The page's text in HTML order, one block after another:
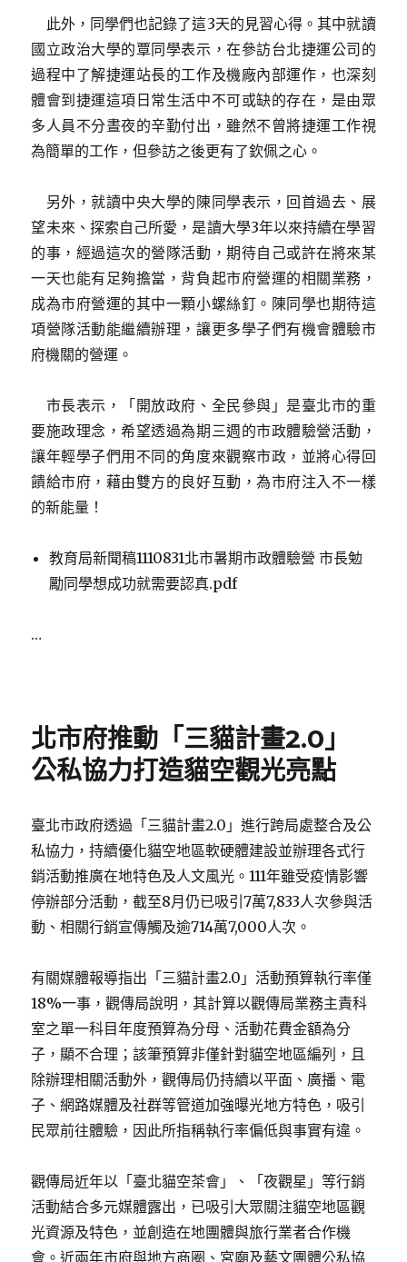
此外，同學們也記錄了這3天的見習心得。其中就讀
國立政治大學的覃同學表示，在參訪台北捷運公司的
過程中了解捷運站長的工作及機廠內部運作，也深刻
體會到捷運這項日常生活中不可或缺的存在，是由眾
多人員不分晝夜的辛勤付出，雖然不曾將捷運工作視
為簡單的工作，但參訪之後更有了欽佩之心。
另外，就讀中央大學的陳同學表示，回首過去、展
望未來、探索自己所愛，是讀大學3年以來持續在學習
的事，經過這次的營隊活動，期待自己或許在將來某
一天也能有足夠擔當，背負起市府營運的相關業務，
成為市府營運的其中一顆小螺絲釘。陳同學也期待這
項營隊活動能繼續辦理，讓更多學子們有機會體驗市
府機關的營運。
市長表示，「開放政府、全民參與」是臺北市的重
要施政理念，希望透過為期三週的市政體驗營活動，
讓年輕學子們用不同的角度來觀察市政，並將心得回
饋給市府，藉由雙方的良好互動，為市府注入不一樣
的新能量！
教育局新聞稿1110831北市暑期市政體驗營 市長勉
勵同學想成功就需要認真.pdf
…
北市府推動「三貓計畫2.0」
公私協力打造貓空觀光亮點
臺北市政府透過「三貓計畫2.0」進行跨局處整合及公
私協力，持續優化貓空地區軟硬體建設並辦理各式行
銷活動推廣在地特色及人文風光。111年雖受疫情影響
停辦部分活動，截至8月仍已吸引7萬7,833人次參與活
動、相關行銷宣傳觸及逾714萬7,000人次。
有關媒體報導指出「三貓計畫2.0」活動預算執行率僅
18%一事，觀傳局說明，其計算以觀傳局業務主責科
室之單一科目年度預算為分母、活動花費金額為分
子，顯不合理；該筆預算非僅針對貓空地區編列，且
除辦理相關活動外，觀傳局仍持續以平面、廣播、電
子、網路媒體及社群等管道加強曝光地方特色，吸引
民眾前往體驗，因此所指稱執行率偏低與事實有違。
觀傳局近年以「臺北貓空茶會」、「夜觀星」等行銷
活動結合多元媒體露出，已吸引大眾關注貓空地區觀
光資源及特色，並創造在地團體與旅行業者合作機
會。近兩年市府與地方商圈、宮廟及藝文團體公私協